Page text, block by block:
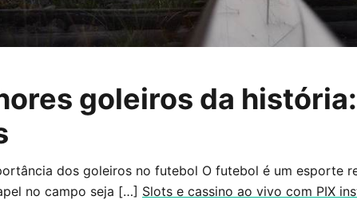
goleiros da
dos goleiros no futebol O futebol é um esporte
no campo seja […] Slots e cassino ao vivo com PIX